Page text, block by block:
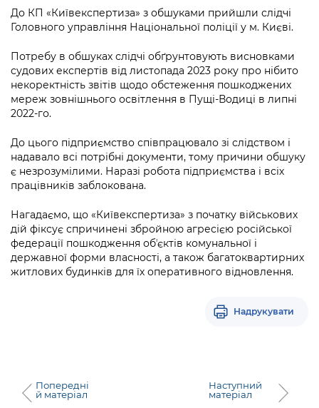
Рішення та розпорядження
перебувають на погодженні КМВА
Рішення Київради
Контактна інформація
Графік роботи та прийому громадян
Вакансії
Звернення громадян
Регуляторна діяльність
Річні звіти
Освіта та навчальні заклади
Навколишнє середовище міста
Містобудування та земельні ділянки
Бізнес та ліцензування
Фінанси та бюджет
Безпека та правопорядок
Ритуальні послуги
Іноземцям / For foreigners
Портал послуг
Громадська експертиза
Консультації з громадськістю
Громадська рада
Відкритий бюджет
Контактний центр
Допомога учасникам АТО
Рада з питань внутрішньо переміщених
осіб при Київській міській військовій
«Ініціатива «Партнерство «Відкритий
Інформація з обмеженим доступом
Подати запит онлайн
Проекти нормативно-правових та
інших актів
Нормативна база
Питання і відповіді про публічну
інформацію
Порядок оскарження рішень, дій чи
бездіяльності розпорядників інформації
Звіти про опрацювання запитів на
публічну інформацію
Публічні дашборди
Медіагалерея
КМДА / Subscribe to announcements
from the KCSA
Порядок акредитації медіа /
Подати журналістський запит /
Submitting a media request
стану / Rules for media coverage of
hospitals at work under martial law
Контакти для медіа / Contacts for mass
media
Портал Послуг
До КП «Київекспертиза» з обшуками прийшли слідчі
Головного управління Національної поліції у м. Києві.
Потребу в обшуках слідчі обґрунтовують висновками
судових експертів від листопада 2023 року про нібито
некоректність звітів щодо обстеження пошкоджених
мереж зовнішнього освітлення в Пущі-Водиці в липні
2022-го.
До цього підприємство співпрацювало зі слідством і
надавало всі потрібні документи, тому причини обшуку
є незрозумілими. Наразі робота підприємства і всіх
працівників заблокована.
Нагадаємо, що «Київекспертиза» з початку військових
дій фіксує спричинені збройною агресією російської
федерації пошкодження обʼєктів комунальної і
державної форми власності, а також багатоквартирних
житлових будинків для їх оперативного відновлення.
Надрукувати
Попередні
й матеріал
Наступний
матеріал